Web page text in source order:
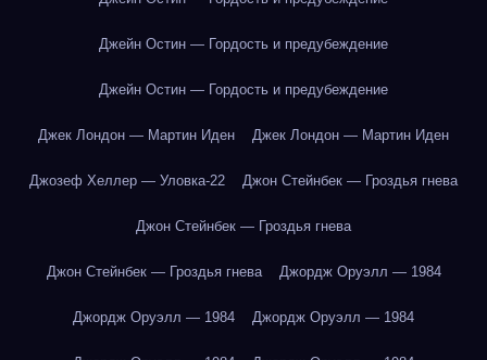
Джейн Остин — Гордость и предубеждение
Джейн Остин — Гордость и предубеждение
Джек Лондон — Мартин Иден Джек Лондон — Мартин Иден
Джозеф Хеллер — Уловка-22 Джон Стейнбек — Гроздья гнева
Джон Стейнбек — Гроздья гнева
Джон Стейнбек — Гроздья гнева Джордж Оруэлл — 1984
Джордж Оруэлл — 1984 Джордж Оруэлл — 1984